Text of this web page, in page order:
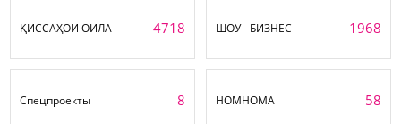
ҚИССАҲОИ ОИЛА 4718 ШОУ - БИЗНЕС 1968
Спецпроекты 8 НОМНОМА 58